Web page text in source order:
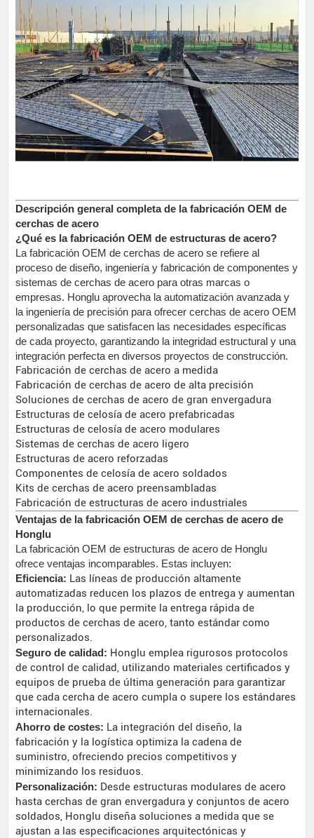
Descripción general completa de la fabricación OEM de
cerchas de acero
¿Qué es la fabricación OEM de estructuras de acero?
La fabricación OEM de cerchas de acero se refiere al
proceso de diseño, ingeniería y fabricación de componentes y
sistemas de cerchas de acero para otras marcas o
empresas. Honglu aprovecha la automatización avanzada y
la ingeniería de precisión para ofrecer cerchas de acero OEM
personalizadas que satisfacen las necesidades específicas
de cada proyecto, garantizando la integridad estructural y una
integración perfecta en diversos proyectos de construcción.
Fabricación de cerchas de acero a medida
Fabricación de cerchas de acero de alta precisión
Soluciones de cerchas de acero de gran envergadura
Estructuras de celosía de acero prefabricadas
Estructuras de celosía de acero modulares
Sistemas de cerchas de acero ligero
Estructuras de acero reforzadas
Componentes de celosía de acero soldados
Kits de cerchas de acero preensambladas
Fabricación de estructuras de acero industriales
Ventajas de la fabricación OEM de cerchas de acero de
Honglu
La fabricación OEM de estructuras de acero de Honglu
ofrece ventajas incomparables. Estas incluyen:
Eficiencia: Las líneas de producción altamente
automatizadas reducen los plazos de entrega y aumentan
la producción, lo que permite la entrega rápida de
productos de cerchas de acero, tanto estándar como
personalizados.
Seguro de calidad: Honglu emplea rigurosos protocolos
de control de calidad, utilizando materiales certificados y
equipos de prueba de última generación para garantizar
que cada cercha de acero cumpla o supere los estándares
internacionales.
Ahorro de costes: La integración del diseño, la
fabricación y la logística optimiza la cadena de
suministro, ofreciendo precios competitivos y
minimizando los residuos.
Personalización: Desde estructuras modulares de acero
hasta cerchas de gran envergadura y conjuntos de acero
soldados, Honglu diseña soluciones a medida que se
ajustan a las especificaciones arquitectónicas y